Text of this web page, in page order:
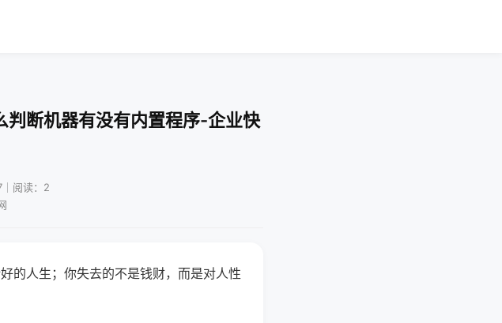
判断机器有没有内置程序-企业快
阅读：2
的人生；你失去的不是钱财，而是对人性